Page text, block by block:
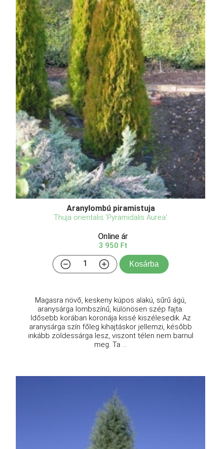
Aranylombú piramistuja
Thuja orientalis 'Pyramidalis Aurea'
Online ár
3 950 Ft
Kosárba
Magasra növő, keskeny kúpos alakú, sűrű ágú,
aranysárga lombszínű, különösen szép fajta.
Idősebb korában koronája kissé kiszélesedik. Az
aranysárga szín főleg kihajtáskor jellemzi, később
inkább zöldessárga lesz, viszont télen nem barnul
meg. Ta ...